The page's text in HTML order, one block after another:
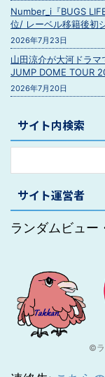
Number_i『BUGS
位/ レーベル移籍後初
2026年7月23日
山田涼介が大河ドラ
JUMP DOME TOUR
2026年7月20日
サイト内検索
サイト運営者
ランダムビュー
©ラ